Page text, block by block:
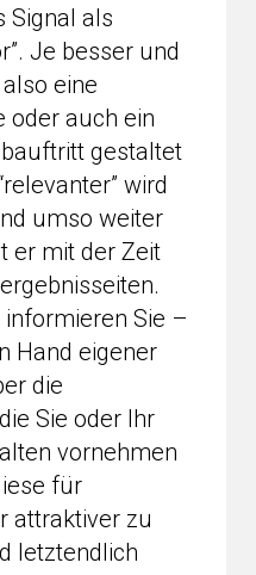
Signal als
Je besser und
eine
oder auch ein
gestaltet
wird
umso weiter
er mit der Zeit
informieren Sie –
Hand eigener
die
Sie oder Ihr
vornehmen
für
attraktiver zu
letztendlich